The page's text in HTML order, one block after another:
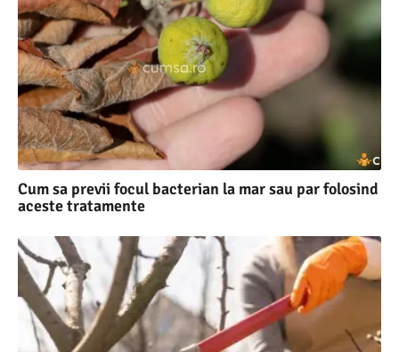
Cum sa previi focul bacterian la mar sau par folosind
aceste tratamente